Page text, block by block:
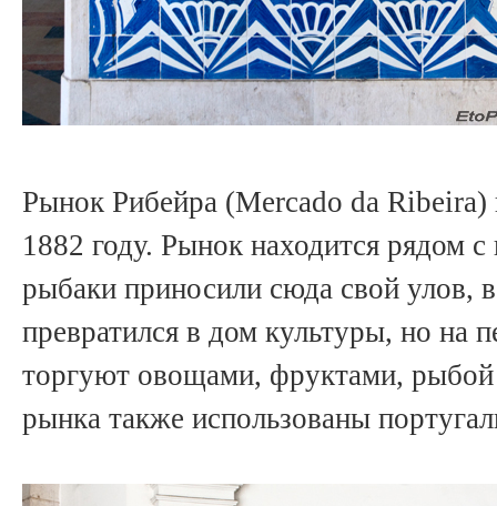
Рынок Рибейра (Mercado da Ribeira)
1882 году. Рынок находится рядом
рыбаки приносили сюда свой улов,
превратился в дом культуры, но на
торгуют овощами, фруктами,
рынка также использованы